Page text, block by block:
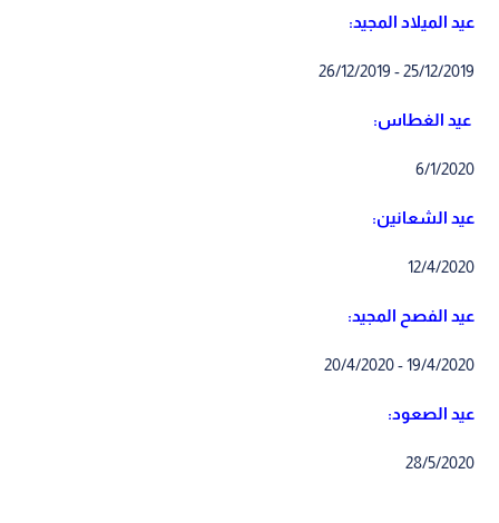
عيد الميلاد المجيد:
25/12/2019 - 26/12/2019
عيد الغطاس:
6/1/2020
عيد الشعانين:
12/4/2020
عيد الفصح المجيد:
19/4/2020 - 20/4/2020
عيد الصعود:
28/5/2020